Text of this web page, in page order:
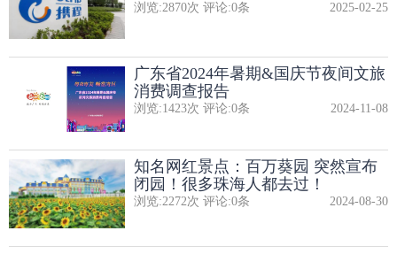
浏览:2870次 评论:0条 2025-02-25
广东省2024年暑期&国庆节夜间文旅
消费调查报告
浏览:1423次 评论:0条 2024-11-08
知名网红景点：百万葵园 突然宣布
闭园！很多珠海人都去过！
浏览:2272次 评论:0条 2024-08-30